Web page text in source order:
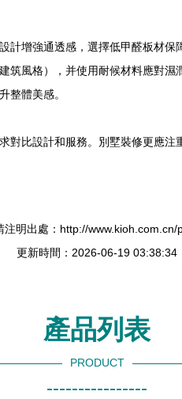
增強通透感，選擇低甲醛板材保
風格），并使用耐候材料應對濕
整體美感。
比設計和服務。別墅裝修更應
注明出處：http://
更新時間：2026-06-19 03:38:34
產品列表
PRODUCT
----------------